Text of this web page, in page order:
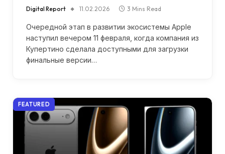
Digital Report 11.02.2026 3 Mins Read
Очередной этап в развитии экосистемы Apple
наступил вечером 11 февраля, когда компания из
Купертино сделала доступными для загрузки
финальные версии…
FEATURED